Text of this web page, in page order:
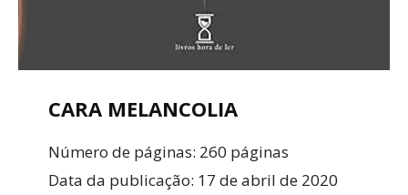
CARA MELANCOLIA
Número de páginas: 260 páginas
Data da publicação: 17 de abril de 2020